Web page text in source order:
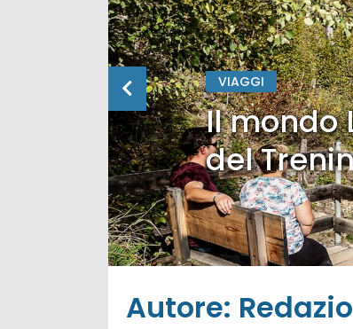
VIAGGI
Il mondo
del
Autore: